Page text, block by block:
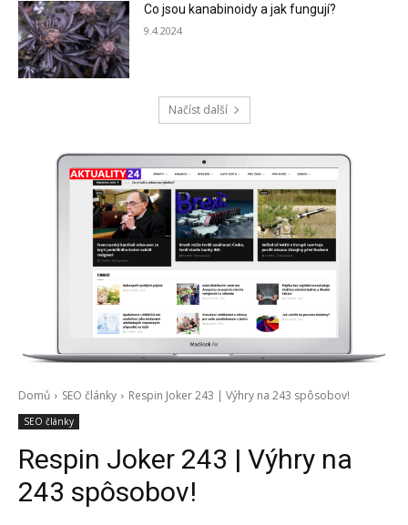
Co jsou kanabinoidy a jak fungují?
9.4.2024
Načíst další